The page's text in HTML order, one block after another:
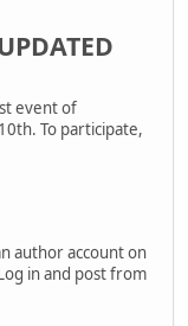
event of
To participate,
author account on
in and post from